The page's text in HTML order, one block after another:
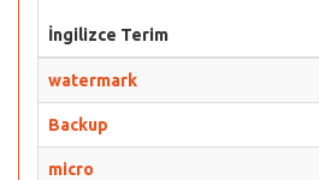
İngilizce Terim
watermark
Backup
micro